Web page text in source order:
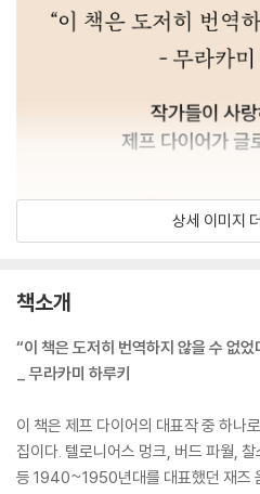
상세 이미지
책소개
“이 책은 도저히 번역하지 않을 수 없었
_ 무라카미 하루키
이 책은 제프 다이어의 대표작 중 하나
집이다. 텔로니어스 멍크, 버드 파월,
등 1940~1950년대를 대표했던 재즈